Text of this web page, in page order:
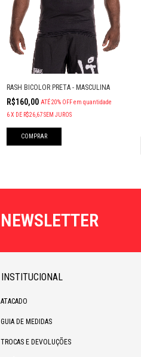
RASH BICOLOR PRETA - MASCULINA
R$160,00 ATÉ 20% OFFem quantidade
6X DE R$26,67SEM JUROS
COMPRAR
NEWSLETTER
INSTITUCIONAL
ATACADO
GUIA DE MEDIDAS
TROCAS E DEVOLUÇÕES